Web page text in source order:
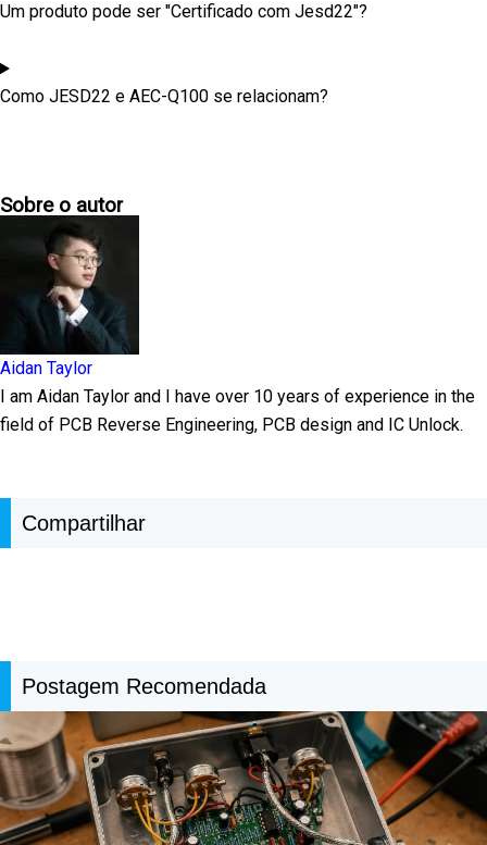
Um produto pode ser "Certificado com Jesd22"?
Como JESD22 e AEC-Q100 se relacionam?
Sobre o autor
Aidan Taylor
I am Aidan Taylor and I have over 10 years of experience in the
field of PCB Reverse Engineering, PCB design and IC Unlock.
Compartilhar
Postagem Recomendada